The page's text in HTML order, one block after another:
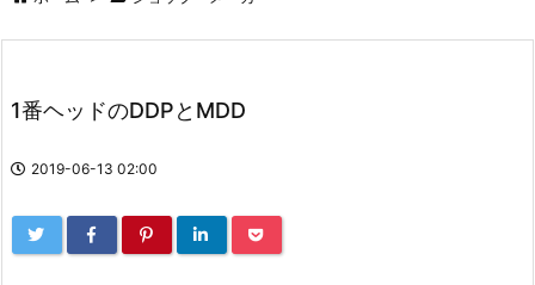
1番ヘッドのDDPとMDD
2019-06-13 02:00